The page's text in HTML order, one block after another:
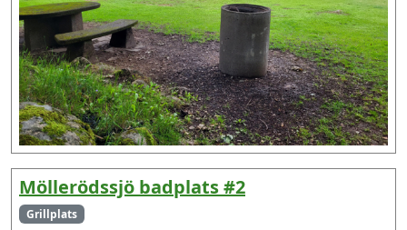
Möllerödssjö badplats #2
Grillplats